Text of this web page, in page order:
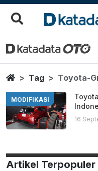
Toyota Gr
Berita Terbaru
HomeTag Toyota-
MODIFIKASI
16
Artikel Terpopuler